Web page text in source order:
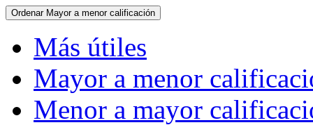
Ordenar Mayor a menor calificación
Más útiles
Mayor a menor
Menor a mayor